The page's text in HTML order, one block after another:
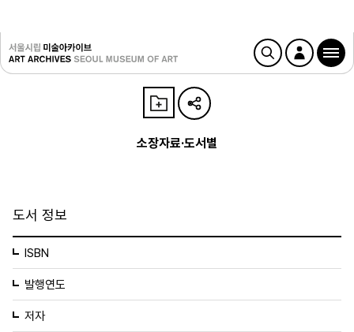
소장자료·도서별
도서 정보
ISBN
발행연도
저자